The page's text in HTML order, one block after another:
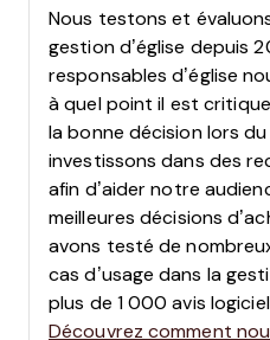
Nous testons et
gestion d’église depuis
responsables d’église
à quel point il est
la bonne décision lors du
investissons dans des
afin d’aider notre
meilleures décisions
avons testé de
cas d’usage dans la
plus de 1 000 avis
Découvrez comment